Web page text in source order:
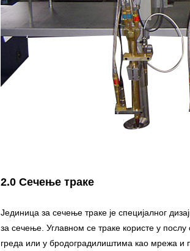
2.0 Сечење траке
Јединица за сечење траке је специјалног
за сечење. Углавном се траке користе у
греда или у бродоградилиштима као мрежа и